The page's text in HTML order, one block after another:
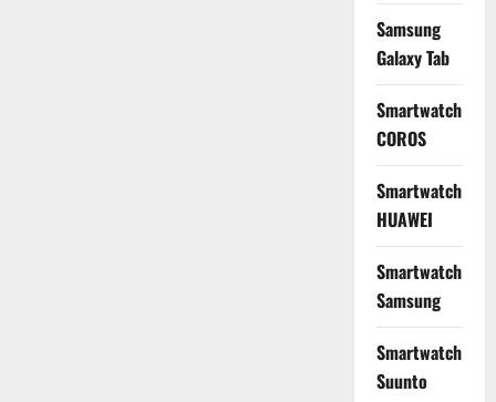
Samsung
Galaxy Tab
Smartwatch
COROS
Smartwatch
HUAWEI
Smartwatch
Samsung
Smartwatch
Suunto